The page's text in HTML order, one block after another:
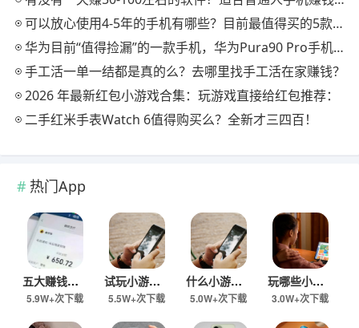
可以放心使用4-5年的手机有哪些？目前最值得买的5款手机，用四年都不卡！
华为目前“值得捡漏”的一款手机，华为Pura90 Pro手机怎么样？
手工活一单一结都是真的么？去哪里找手工活在家赚钱？
2026 年最新红包小游戏合集：玩游戏直接给红包推荐：
二手红米手表Watch 6值得购买么？全新才三四百！
热门App
五大赚钱小游戏推荐：一天秒提30-80元小游戏都有哪些？
5.9W+次下载
试玩小游戏一单一结的有哪些？五款游戏赚钱版，秒提60元以上
5.5W+次下载
什么小游戏在家可以赚钱？五款小游戏赚钱版，一天收入60元以上！
5.0W+次下载
玩哪些小游戏可以一单一结？一天挣50-60元游戏有哪些？
3.0W+次下载